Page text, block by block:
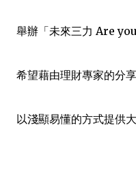
舉辦「未來三力 Are
希望藉由理財專家的分享
以淺顯易懂的方式提供